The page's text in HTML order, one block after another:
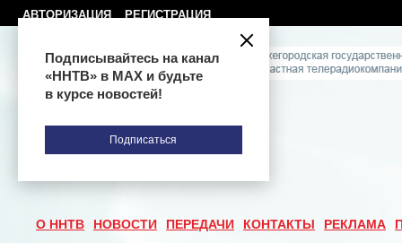
АВТОРИЗАЦИЯ РЕГИСТРАЦИЯ
О ННТВ НОВОСТИ ПЕРЕДАЧИ КОНТАКТЫ РЕКЛАМА
Подписывайтесь на канал
«ННТВ» в МАХ и будьте
в курсе новостей!
Подписаться